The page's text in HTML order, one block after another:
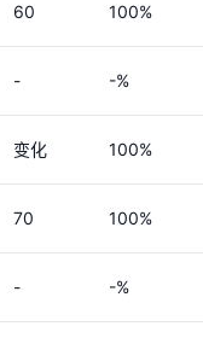
60 100%
- -%
变化 100%
70 100%
- -%